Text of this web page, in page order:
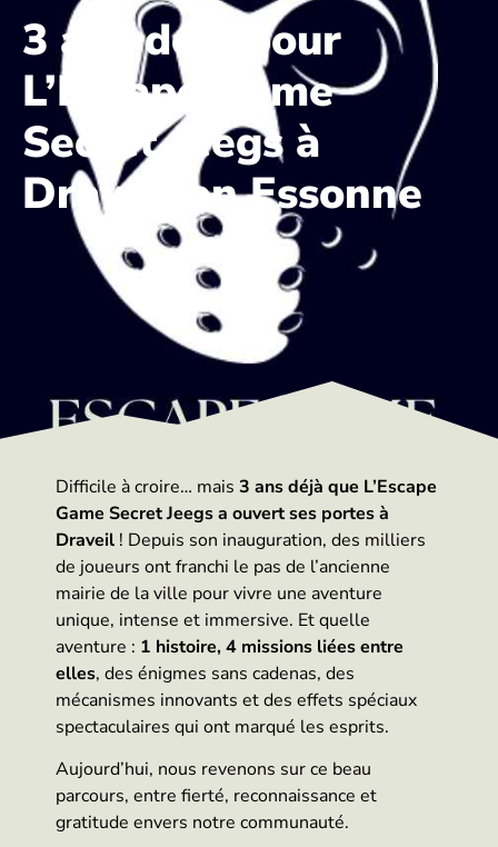
3 ans déjà pour
L’Escape Game
Secret Jeegs à
Draveil en Essonne
Difficile à croire… mais 3 ans déjà que L’Escape
Game Secret Jeegs a ouvert ses portes à
Draveil ! Depuis son inauguration, des milliers
de joueurs ont franchi le pas de l’ancienne
mairie de la ville pour vivre une aventure
unique, intense et immersive. Et quelle
aventure : 1 histoire, 4 missions liées entre
elles, des énigmes sans cadenas, des
mécanismes innovants et des effets spéciaux
spectaculaires qui ont marqué les esprits.
Aujourd’hui, nous revenons sur ce beau
parcours, entre fierté, reconnaissance et
gratitude envers notre communauté.